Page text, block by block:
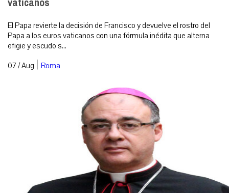
El Papa revierte la decisión de Francisco y devuelve el rostro del
Papa a los euros vaticanos con una fórmula inédita que alterna
efigie y escudo s...
07 / Aug | Roma